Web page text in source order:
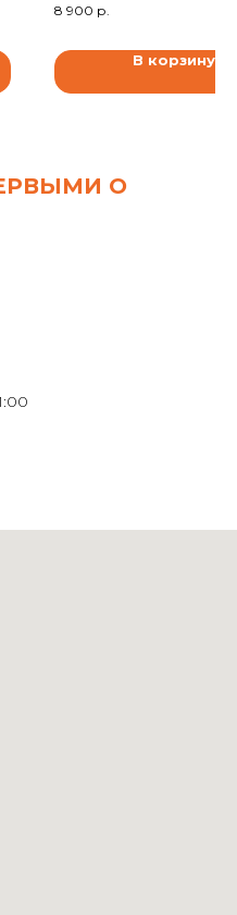
8 900 р.
В корзину
О